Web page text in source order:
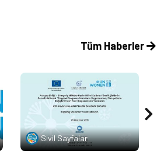
Tüm Haberler
Sivil Sayfalar